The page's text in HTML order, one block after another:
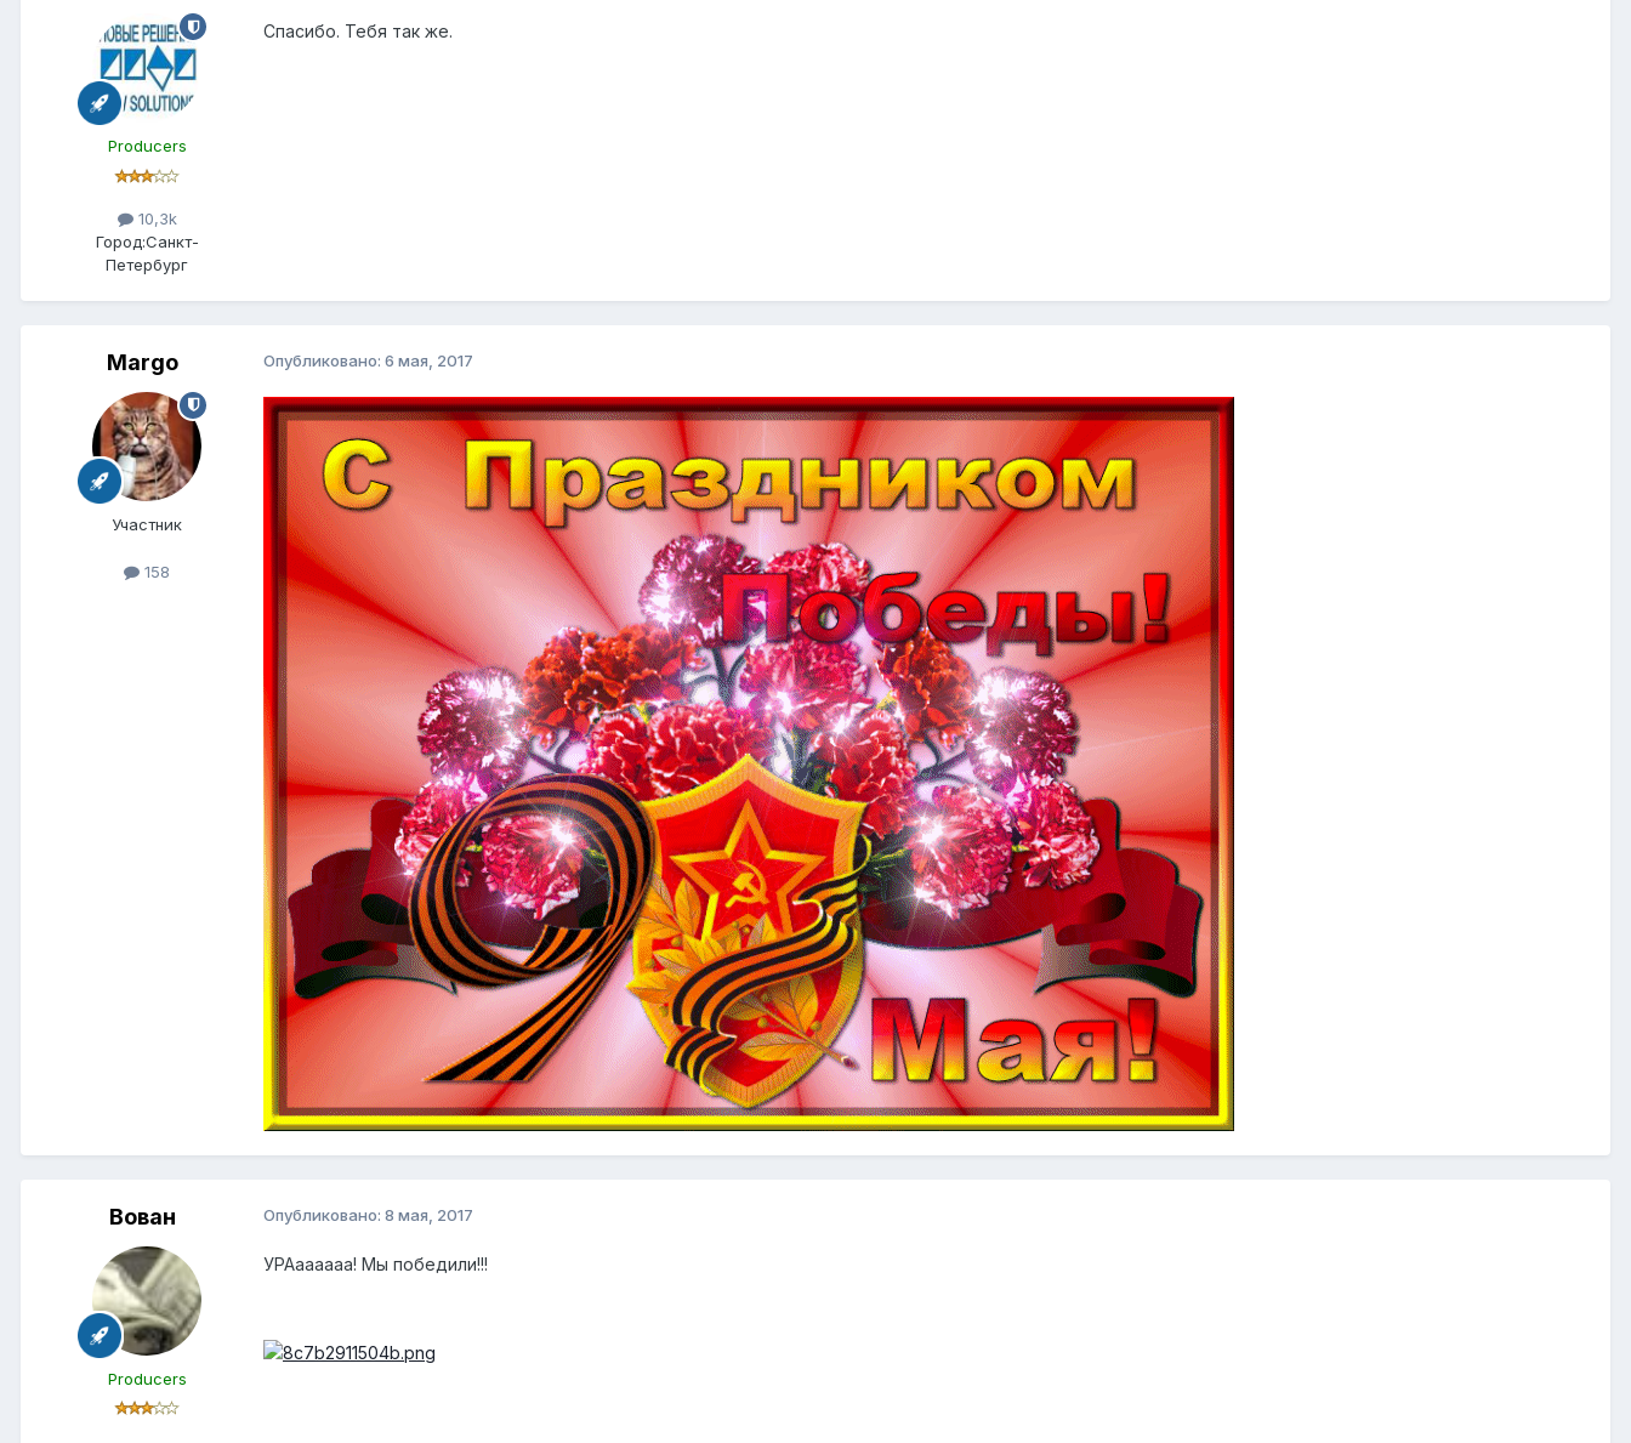
Producers
10,3k
Город:Санкт-
Петербург
Спасибо. Тебя так же.
Margo
Участник
158
Опубликовано: 6 мая, 2017
Вован
Producers
Опубликовано: 8 мая, 2017
УРАаааааа! Мы победили!!!